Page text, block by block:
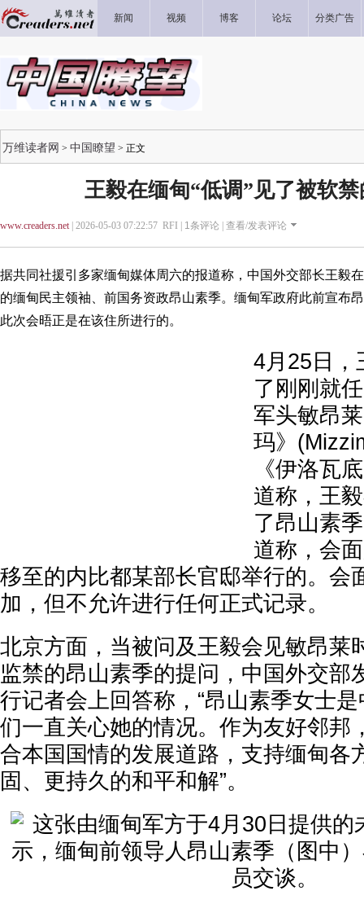
新闻 视频 博客 论坛 分类广告
万维读者网 > 中国瞭望 > 正文
王毅在缅甸“低调”见了被软
www.creaders.net| 2026-05-03 07:22:57 RFI | 1条评论 | 查看/发表评论
据共同社援引多家缅甸媒体周六的报道称，中国外交部长王毅
的缅甸民主领袖、前国务资政昂山素季。缅甸军政府此前宣布
此次会晤正是在该住所进行的。
4月25日，
了刚刚就
军头敏昂
玛》
《伊洛瓦
道称，王
了昂山素
道称，会
移至的内比都某部长官邸举行的。会
加，但不允许进行任何正式记录。
北京方面，当被问及王毅会见敏昂莱
监禁的昂山素季的提问，中国外交部
行记者会上回答称，“昂山素季女士
们一直关心她的情况。作为友好邻邦
合本国国情的发展道路，支持缅甸各
固、更持久的和平和解”。